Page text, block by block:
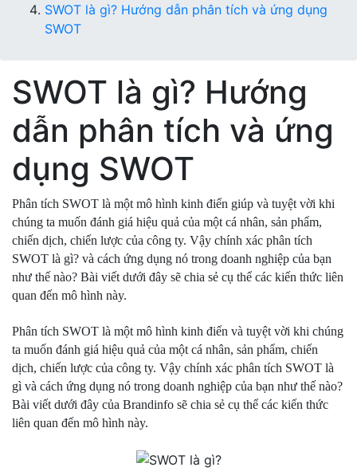
SWOT là gì? Hướng dẫn phân tích và ứng dụng
SWOT
SWOT là gì? Hướng
dẫn phân tích và ứng
dụng SWOT
Phân tích SWOT là một mô hình kinh điển giúp và tuyệt vời khi
chúng ta muốn đánh giá hiệu quả của một cá nhân, sản phẩm,
chiến dịch, chiến lược của công ty. Vậy chính xác phân tích
SWOT là gì? và cách ứng dụng nó trong doanh nghiệp của bạn
như thế nào? Bài viết dưới đây sẽ chia sẻ cụ thể các kiến thức liên
quan đến mô hình này.
Phân tích SWOT là một mô hình kinh điển và tuyệt vời khi chúng
ta muốn đánh giá hiệu quả của một cá nhân, sản phẩm, chiến
dịch, chiến lược của công ty. Vậy chính xác phân tích SWOT là
gì và cách ứng dụng nó trong doanh nghiệp của bạn như thế nào?
Bài viết dưới đây của Brandinfo sẽ chia sẻ cụ thể các kiến thức
liên quan đến mô hình này.